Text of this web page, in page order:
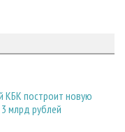
КБК построит новую
млрд рублей